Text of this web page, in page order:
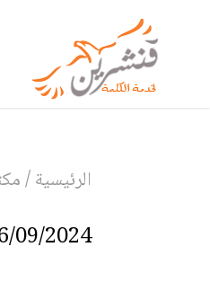
الرئيسية/
09/2024 |